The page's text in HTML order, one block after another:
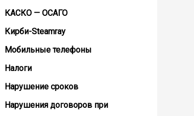
КАСКО — ОСАГО
Кирби-Steamray
Мобильные телефоны
Налоги
Нарушение сроков
Нарушения договоров при